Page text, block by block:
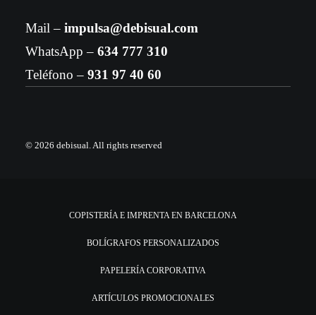
Mail – impulsa@debisual.com
WhatsApp – 634 777 310
Teléfono – 931 97 40 60
© 2026 debisual.All rights reserved
COPISTERÍA E IMPRENTA EN BARCELONA
BOLÍGRAFOS PERSONALIZADOS
PAPELERÍA CORPORATIVA
ARTÍCULOS PROMOCIONALES